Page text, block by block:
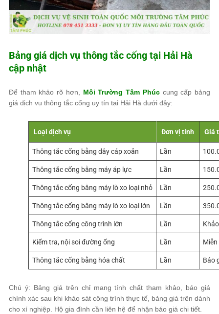
Bảng giá dịch vụ thông tắc cống tại Hải Hà
cập nhật
Để tham khảo rõ hơn, Môi Trường Tâm Phúccung cấp bảng
giá dịch vụ thông tắc cống uy tín tại Hải Hà dưới đây:
Loại dịch vụ Đơn vị tính Giá
Thông tắc cống bằng dây cáp xoắn Lần
Thông tắc cống bằng máy áp lực Lần
Thông tắc cống bằng máy lò xo loại nhỏ Lần
Thông tắc cống bằng máy lò xo loại lớn Lần
Thông tắc cống công trình lớn Lần
Kiểm tra, nội soi đường ống Lần
Thông tắc cống bằng hóa chất Lần Báo
Chú ý: Bảng giá trên chỉ mang tính chất tham khảo, báo giá
chính xác sau khi khảo sát công trình thực tế, bảng giá trên dành
cho xí nghiệp. Hộ gia đình cần liên hệ để nhận báo giá chi tiết.